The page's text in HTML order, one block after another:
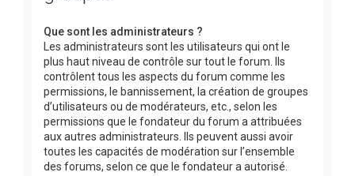
Que sont les administrateurs ?
Les administrateurs sont les utilisateurs qui ont le
plus haut niveau de contrôle sur tout le forum. Ils
contrôlent tous les aspects du forum comme les
permissions, le bannissement, la création de groupes
d’utilisateurs ou de modérateurs, etc., selon les
permissions que le fondateur du forum a attribuées
aux autres administrateurs. Ils peuvent aussi avoir
toutes les capacités de modération sur l’ensemble
des forums, selon ce que le fondateur a autorisé.